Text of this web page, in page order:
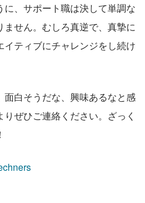
に、サポート職は決して単調な
せん。むしろ真逆で、真摯に
ティブにチャレンジをし続け
面白そうだな、興味あるなと感
ぜひご連絡ください。ざっく